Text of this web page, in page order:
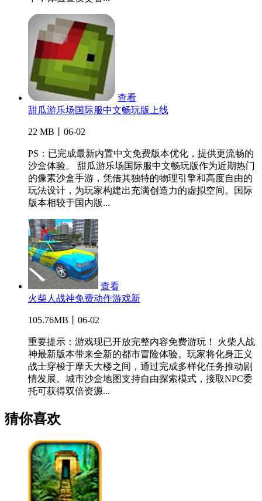
查看
甜瓜游乐场国际服中文畅玩版上线
22 MB丨06-02
PS：已完成最新内置中文免费版本优化，提供更流畅的
沙盒体验。 甜瓜游乐场国际服中文畅玩版作为近期热门
的像素沙盒手游，凭借其独特的物理引擎和高度自由的
玩法设计，为玩家构建出充满创造力的虚拟空间。国际
版本相较于国内版...
查看
火柴人战神免费动作游戏新
105.76MB丨06-02
重要提示：游戏现已开放完整内容免费游玩！ 火柴人战
神最新版本带来全新的都市冒险体验。玩家将化身正义
战士穿梭于摩天大楼之间，通过完成多样化任务推动剧
情发展。城市沙盒地图支持自由探索模式，接取NPC委
托可获得双倍资源...
猜你喜欢